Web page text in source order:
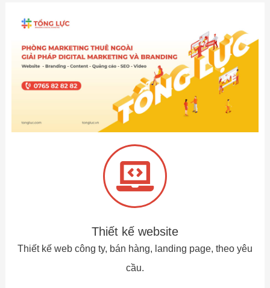
Thiết kế website
Thiết kế web công ty, bán hàng, landing page, theo yêu
cầu.